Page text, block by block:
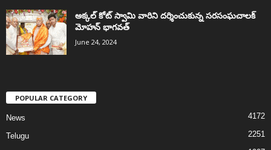
అక్కల్‌ కోట్‌ స్వామి వారిని దర్శించుకున్న సరసంఘచాలక్
మోహన్ భాగవత్
June 24, 2024
POPULAR CATEGORY
News 4172
Telugu 2251